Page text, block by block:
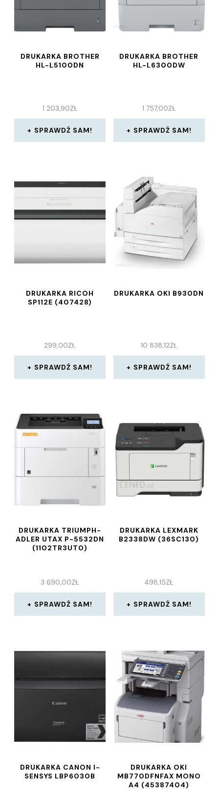
DRUKARKA BROTHER
HL-L5100DN
1 203,90ZŁ
SPRAWDŹ SAM!
DRUKARKA BROTHER
HL-L6300DW
1 757,00ZŁ
SPRAWDŹ SAM!
DRUKARKA RICOH
SP112E (407428)
299,00ZŁ
SPRAWDŹ SAM!
DRUKARKA OKI B930DN
10 838,12ZŁ
SPRAWDŹ SAM!
DRUKARKA TRIUMPH-
ADLER UTAX P-5532DN
(1102TR3UT0)
3 690,00ZŁ
SPRAWDŹ SAM!
DRUKARKA LEXMARK
B2338DW (36SC130)
498,15ZŁ
SPRAWDŹ SAM!
DRUKARKA CANON I-
SENSYS LBP6030B
DRUKARKA OKI
MB770DFNFAX MONO
A4 (45387404)